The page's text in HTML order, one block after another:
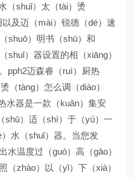
（shuǐ）太（tài）烫
以及迈（mài）锐德（dé）速
shuō）明书（shū）和
shuǐ）器设置的相（xiāng）
pph2迈森睿（ruì）厨热
（tàng）怎么调（diào）
水器是一款（kuǎn）集安
shū）适（shì）于（yú）一
）水（shuǐ）器。当您发
水温度过（guò）高（gāo）
（zhào）以（yǐ）下（xià）